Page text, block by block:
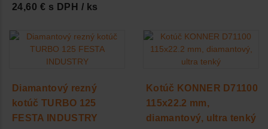
24,60 € s DPH / ks
Diamantový rezný
kotúč TURBO 125
FESTA INDUSTRY
Kotúč KONNER D71100
115x22.2 mm,
diamantový, ultra tenký